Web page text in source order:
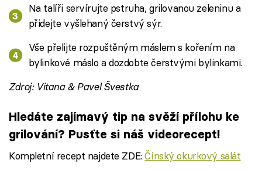
Na talíři servírujte pstruha, grilovanou zeleninu a
přidejte vyšlehaný čerstvý sýr.
Vše přelijte rozpuštěným máslem s kořením na
bylinkové máslo a dozdobte čerstvými bylinkami.
Zdroj: Vitana & Pavel Švestka
Hledáte zajímavý tip na svěží přílohu ke
grilování? Pusťte si náš videorecept!
Kompletní recept najdete ZDE:Čínský okurkový salát